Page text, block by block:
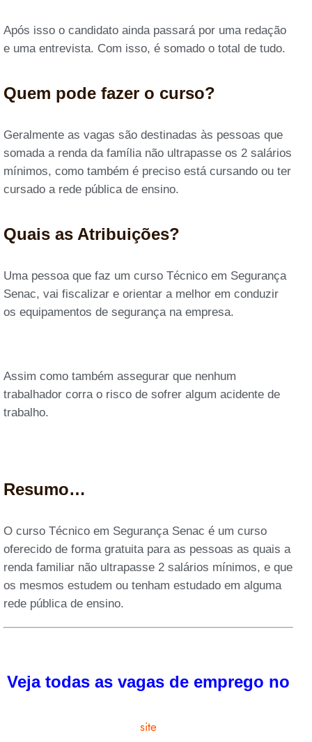
Após isso o candidato ainda passará por uma redação
e uma entrevista. Com isso, é somado o total de tudo.
Quem pode fazer o curso?
Geralmente as vagas são destinadas às pessoas que
somada a renda da família não ultrapasse os 2 salários
mínimos, como também é preciso está cursando ou ter
cursado a rede pública de ensino.
Quais as Atribuições?
Uma pessoa que faz um curso Técnico em Segurança
Senac, vai fiscalizar e orientar a melhor em conduzir
os equipamentos de segurança na empresa.
Assim como também assegurar que nenhum
trabalhador corra o risco de sofrer algum acidente de
trabalho.
Resumo…
O curso Técnico em Segurança Senac é um curso
oferecido de forma gratuita para as pessoas as quais a
renda familiar não ultrapasse 2 salários mínimos, e que
os mesmos estudem ou tenham estudado em alguma
rede pública de ensino.
Veja todas as vagas de emprego no
site